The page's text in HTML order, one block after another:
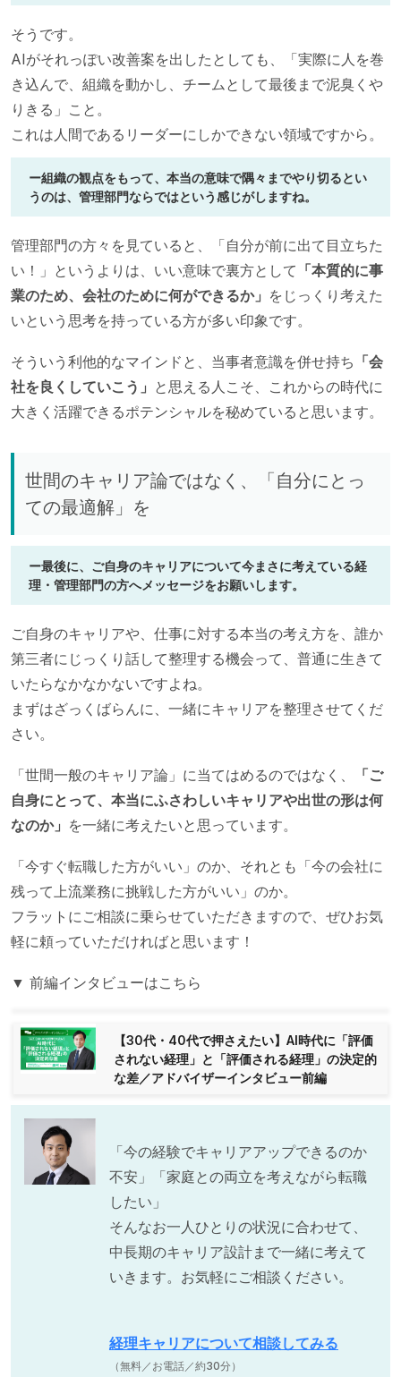
そうです。
AIがそれっぽい改善案を出したとしても、「実際に人を巻
き込んで、組織を動かし、チームとして最後まで泥臭くや
りきる」こと。
これは人間であるリーダーにしかできない領域ですから。
ー組織の観点をもって、本当の意味で隅々までやり切るとい
うのは、管理部門ならではという感じがしますね。
管理部門の方々を見ていると、「自分が前に出て目立ちた
い！」というよりは、いい意味で裏方として 「本質的に事
業のため、会社のために何ができるか」 をじっくり考えた
いという思考を持っている方が多い印象です。
そういう利他的なマインドと、当事者意識を併せ持ち 「会
社を良くしていこう」 と思える人こそ、これからの時代に
大きく活躍できるポテンシャルを秘めていると思います。
世間のキャリア論ではなく、「自分にとっ
ての最適解」を
ー最後に、ご自身のキャリアについて今まさに考えている経
理・管理部門の方へメッセージをお願いします。
ご自身のキャリアや、仕事に対する本当の考え方を、誰か
第三者にじっくり話して整理する機会って、普通に生きて
いたらなかなかないですよね。
まずはざっくばらんに、一緒にキャリアを整理させてくだ
さい。
「世間一般のキャリア論」に当てはめるのではなく、
「ご
自身にとって、本当にふさわしいキャリアや出世の形は何
なのか」 を一緒に考えたいと思っています。
「今すぐ転職した方がいい」のか、それとも「今の会社に
残って上流業務に挑戦した方がいい」のか。
フラットにご相談に乗らせていただきますので、ぜひお気
軽に頼っていただければと思います！
▼ 前編インタビューはこちら
【30代・40代で押さえたい】AI時代に「評価
されない経理」と「評価される経理」の決定的
な差／アドバイザーインタビュー前編
「今の経験でキャリアアップできるのか
不安」「家庭との両立を考えながら転職
したい」
そんなお一人ひとりの状況に合わせて、
中長期のキャリア設計まで一緒に考えて
いきます。お気軽にご相談ください。
経理キャリアについて相談してみる
（無料／お電話／約30分）